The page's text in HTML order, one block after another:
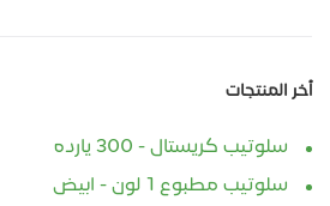
أخر المنتجات
سلوتيب كريستال - 300 يارده
سلوتيب مطبوع 1 لون - ابيض